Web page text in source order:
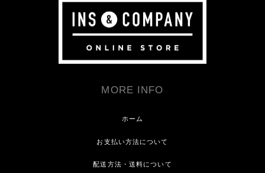
MORE INFO
ホーム
お支払い方法について
配送方法・送料について